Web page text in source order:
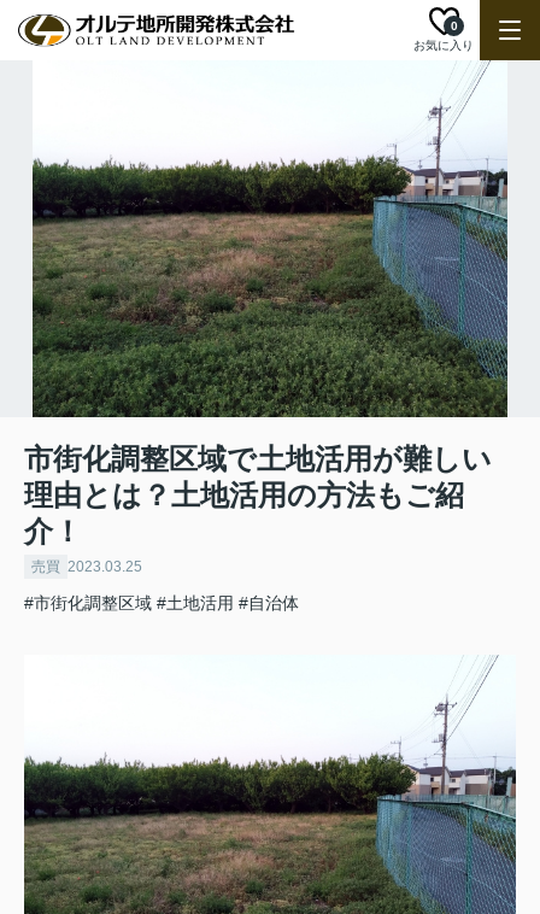
お気に入り
0
市街化調整区域で土地活用が難しい
理由とは？土地活用の方法もご紹
介！
売買 2023.03.25
#市街化調整区域 #土地活用 #自治体